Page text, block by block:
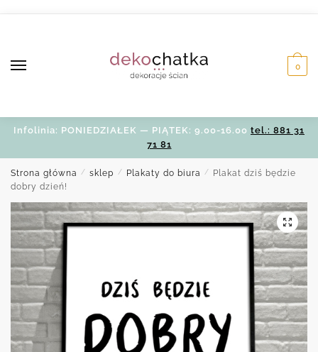
0
Infolinia: PONIEDZIAŁEK — PIĄTEK: 9.00-16.00 tel.: 881 31
71 81
Strona główna / sklep / Plakaty do biura /
Plakat dziś będzie
dobry dzień!